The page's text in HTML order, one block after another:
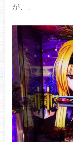
が、、